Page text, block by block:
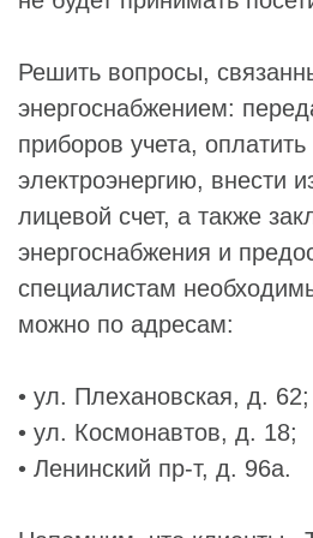
Решить вопросы,
энергоснабжением:
приборов учета,
электроэнергию, внести
лицевой счет, а также
энергоснабжения и
специалистам
можно по адресам:
• ул. Плехановская, д. 62;
• ул. Космонавтов, д. 18;
• Ленинский пр-т, д. 96а.